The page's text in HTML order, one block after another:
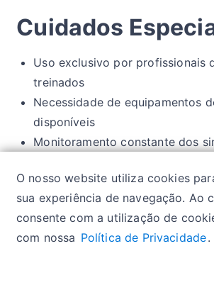
Cuidados
Uso exclusivo por profissionais
treinados
Necessidade de equipamentos
disponíveis
Monitoramento constante dos
trabalho de parto
O nosso website utiliza cookies
sua experiência de navegação. Ao
consente com a utilização de
com nossa Política de Privacidade.